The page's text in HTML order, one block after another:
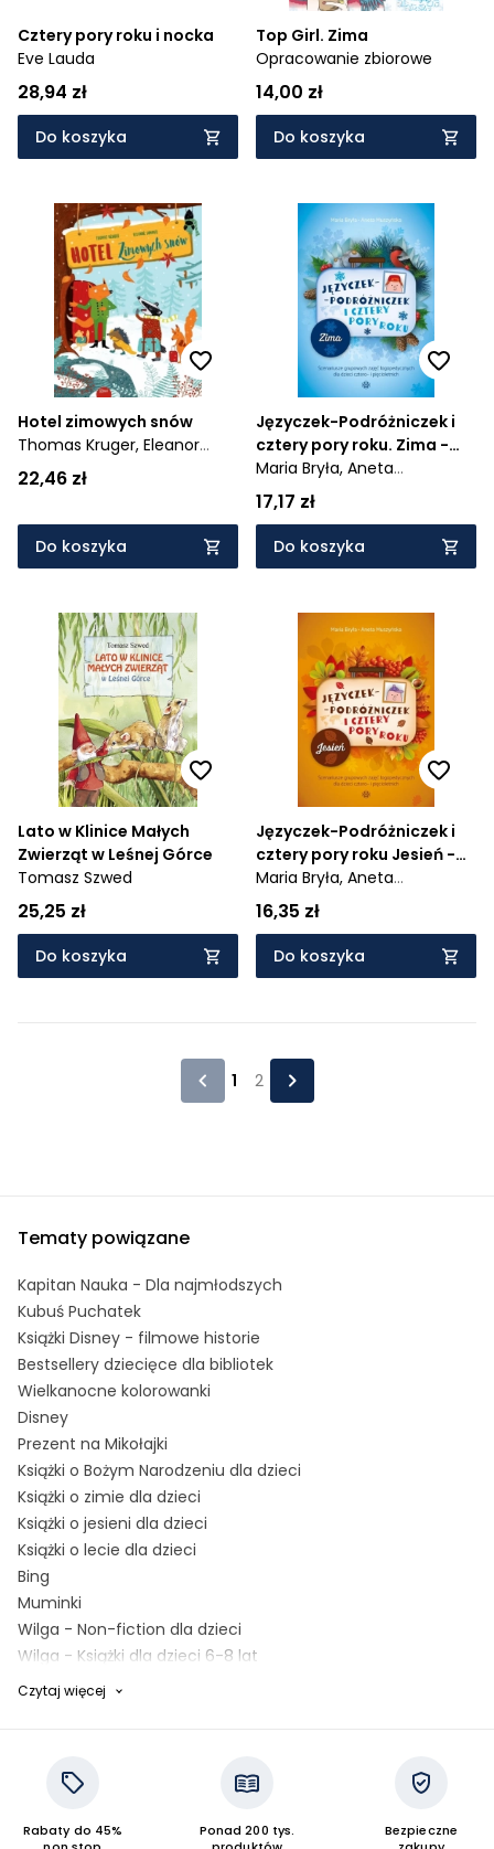
Cztery pory roku i nocka
Eve Lauda
28,94 zł
Do koszyka
Top Girl. Zima
Opracowanie zbiorowe
14,00 zł
Do koszyka
Hotel zimowych snów
Thomas Kruger, Eleanor
Sommer
22,46 zł
Do koszyka
Języczek-Podróżniczek i
cztery pory roku. Zima -
Scenariusze grupowych
zajęć logopedycznych dla
dzieci cztero- i
pięcioletnich
Maria Bryła, Aneta
Muszyńska
17,17 zł
Do koszyka
Lato w Klinice Małych
Zwierząt w Leśnej Górce
Tomasz Szwed
25,25 zł
Do koszyka
Języczek-Podróżniczek i
cztery pory roku Jesień -
Scenariusze grupowych
zajęć logopedycznych dla
dzieci cztero- i
pięcioletnich
Maria Bryła, Aneta
Muszyńska
16,35 zł
Do koszyka
1 2
Tematy powiązane
Kapitan Nauka - Dla najmłodszych
Kubuś Puchatek
Książki Disney - filmowe historie
Bestsellery dziecięce dla bibliotek
Wielkanocne kolorowanki
Disney
Prezent na Mikołajki
Książki o Bożym Narodzeniu dla dzieci
Książki o zimie dla dzieci
Książki o jesieni dla dzieci
Książki o lecie dla dzieci
Bing
Muminki
Wilga - Non-fiction dla dzieci
Wilga - Książki dla dzieci 6-8 lat
Wilga - Książki dla dzieci 3-5 lat
Wydawnictwo Literatura wiek 0 - 6 lat
Nagroda Literacka Podróż Hestii
Czytaj więcej
Rabaty do 45%
Ponad 200 tys.
Bezpieczne